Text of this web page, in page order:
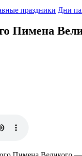
праздники Дни
Пимена